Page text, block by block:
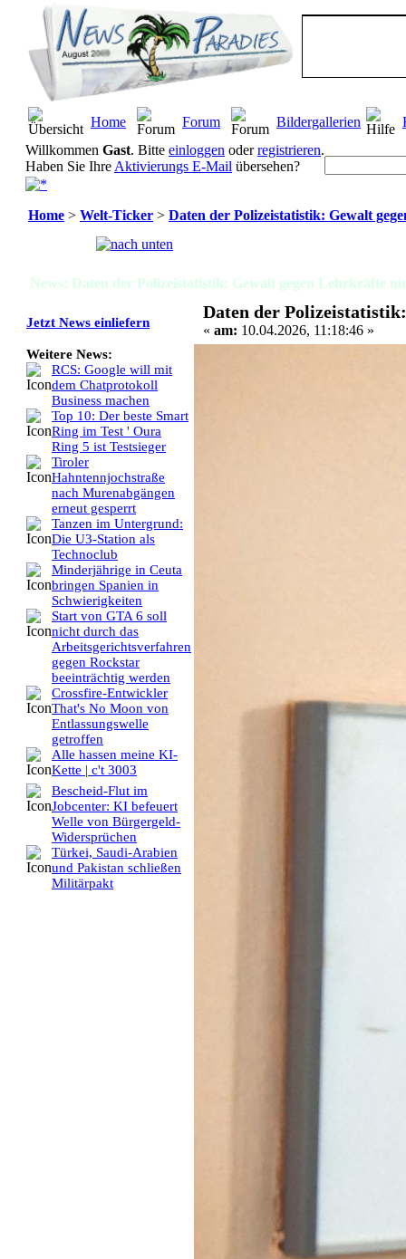
Home Forum Bildergallerien
Willkommen Gast. Bitte einloggen oderregistrieren.
Haben Sie Ihre Aktivierungs E-Mail übersehen?
Home > Welt-Ticker > Daten der Polizeistatistik: Gewalt
News: Daten der Polizeistatistik: Gewalt gegen Lehrkräfte
Jetzt News einliefern
Weitere News:
RCS: Google will mit
dem Chatprotokoll
Business machen
Top 10: Der beste Smart
Ring im Test ' Oura
Ring 5 ist Testsieger
Tiroler
Hahntennjochstraße
nach Murenabgängen
erneut gesperrt
Tanzen im Untergrund:
Die U3-Station als
Technoclub
Minderjährige in Ceuta
bringen Spanien in
Schwierigkeiten
Start von GTA 6 soll
nicht durch das
Arbeitsgerichtsverfahren
gegen Rockstar
beeinträchtig werden
Crossfire-Entwickler
That's No Moon von
Entlassungswelle
getroffen
Alle hassen meine KI-
Kette | c't 3003
Bescheid-Flut im
Jobcenter: KI befeuert
Welle von Bürgergeld-
Widersprüchen
Türkei, Saudi-Arabien
und Pakistan schließen
Militärpakt
Daten der
« am: 10.04.2026, 11:18:46 »